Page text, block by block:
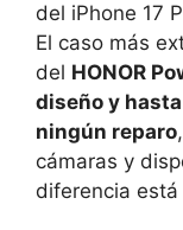
del iPhone 17
El caso más
del HONOR
diseño y
ningún reparo
cámaras y
diferencia